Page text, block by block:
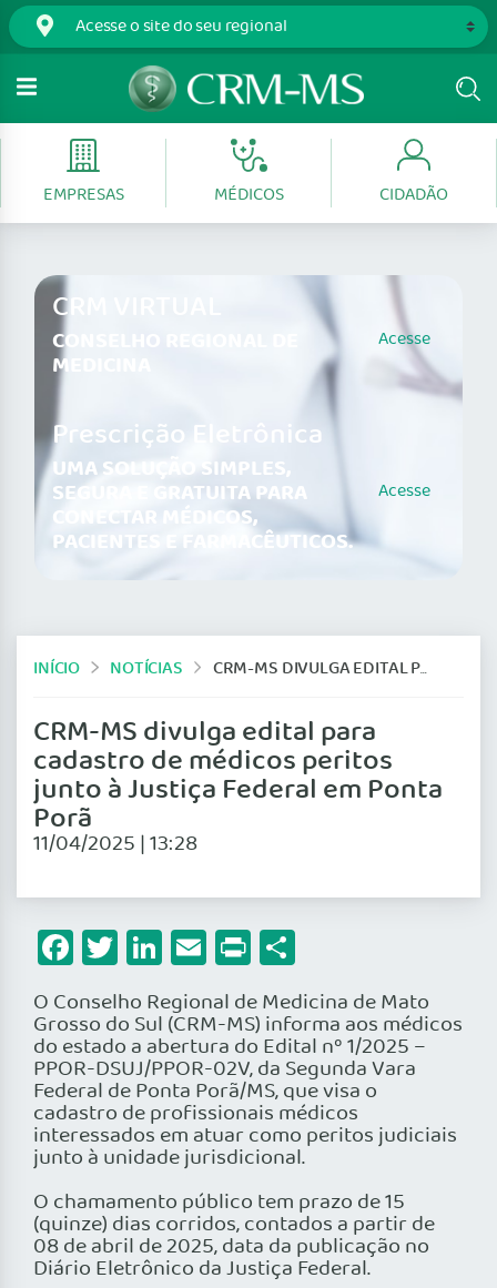
EMPRESAS MÉDICOS CIDADÃO
CRM VIRTUAL
CONSELHO REGIONAL DE
MEDICINA
Acesse
Prescrição Eletrônica
UMA SOLUÇÃO SIMPLES,
SEGURA E GRATUITA PARA
CONECTAR MÉDICOS,
PACIENTES E FARMACÊUTICOS.
Acesse
INÍCIO NOTÍCIAS CRM-MS DIVULGA EDITAL PARA CADASTRO DE MÉDICOS PERITOS JUNTO À JUSTIÇA FEDERAL EM PONTA PORÃ
CRM-MS divulga edital para
cadastro de médicos peritos
junto à Justiça Federal em Ponta
Porã
11/04/2025 | 13:28
Facebook
Twitter
LinkedIn
Email
Print
O Conselho Regional de Medicina de Mato
Grosso do Sul (CRM-MS) informa aos médicos
do estado a abertura do Edital nº 1/2025 –
PPOR-DSUJ/PPOR-02V, da Segunda Vara
Federal de Ponta Porã/MS, que visa o
cadastro de profissionais médicos
interessados em atuar como peritos judiciais
junto à unidade jurisdicional.
O chamamento público tem prazo de 15
(quinze) dias corridos, contados a partir de
08 de abril de 2025, data da publicação no
Diário Eletrônico da Justiça Federal.